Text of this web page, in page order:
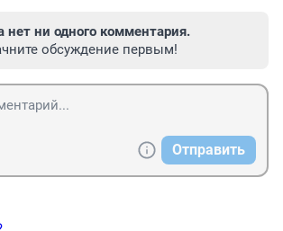
нет ни одного комментария.
обсуждение первым!
Отправить